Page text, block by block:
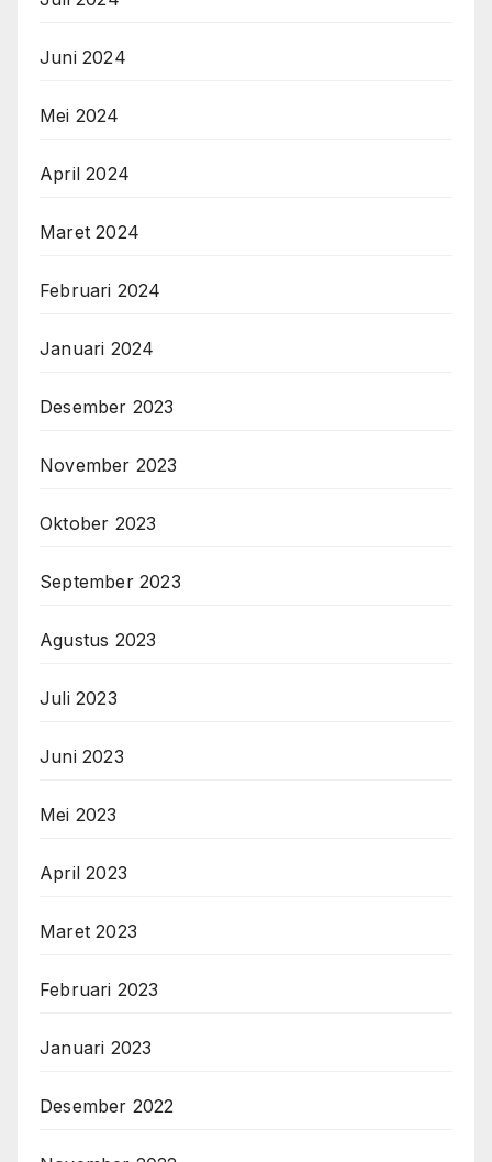
Juni 2024
Mei 2024
April 2024
Maret 2024
Februari 2024
Januari 2024
Desember 2023
November 2023
Oktober 2023
September 2023
Agustus 2023
Juli 2023
Juni 2023
Mei 2023
April 2023
Maret 2023
Februari 2023
Januari 2023
Desember 2022